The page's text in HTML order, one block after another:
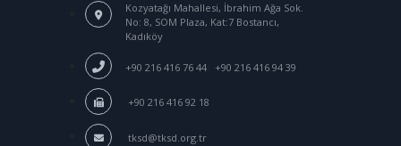
Kozyatağı Mahallesi, İbrahim Ağa Sok.
No: 8, SOM Plaza, Kat:7 Bostancı,
Kadıköy
+90 216 416 76 44 +90 216 416 94 39
+90 216 416 92 18
tksd@tksd.org.tr